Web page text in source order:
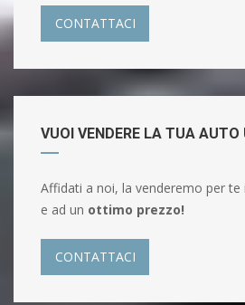
CONTATTACI
VUOI VENDERE LA TUA AUTO
Affidati a noi, la venderemo per
e ad un ottimo prezzo!
CONTATTACI